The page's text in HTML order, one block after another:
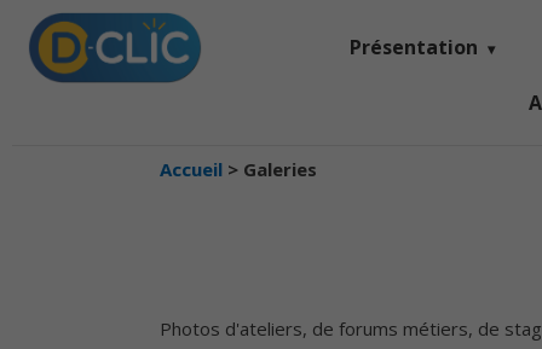
Présentation
Accueil > Galeries
Photos d'ateliers, de forums métiers, de